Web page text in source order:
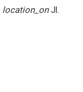
location_onJl.